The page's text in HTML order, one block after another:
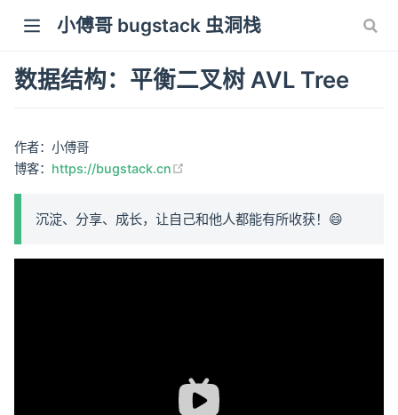
小傅哥 bugstack 虫洞栈
数据结构：平衡二叉树 AVL Tree
作者：小傅哥
博客： https://bugstack.cn
沉淀、分享、成长，让自己和他人都能有所收获！😄